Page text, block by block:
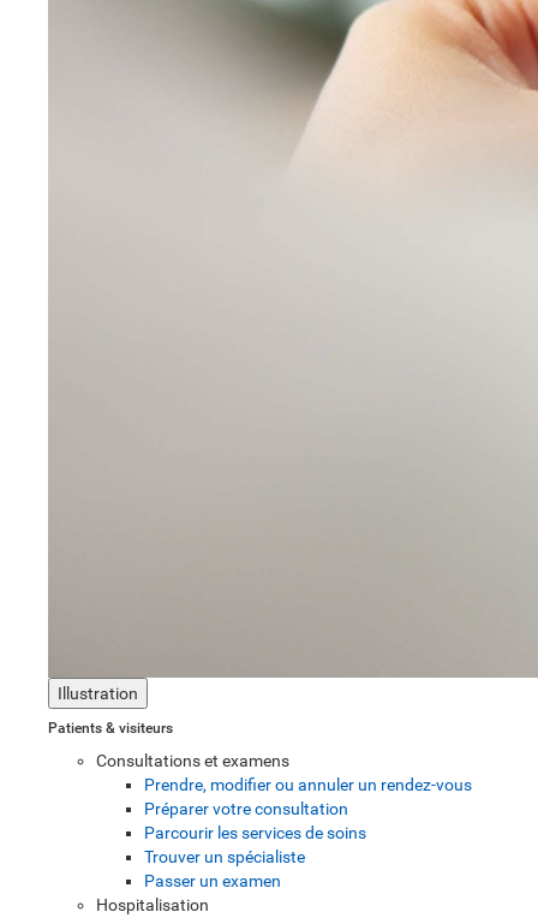
Illustration
Patients & visiteurs
Consultations et examens
Prendre, modifier ou annuler un rendez-vous
Préparer votre consultation
Parcourir les services de soins
Trouver un spécialiste
Passer un examen
Hospitalisation